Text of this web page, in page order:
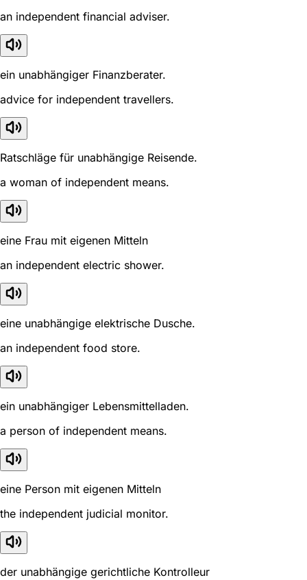
an independent financial adviser.
ein unabhängiger Finanzberater.
advice for independent travellers.
Ratschläge für unabhängige Reisende.
a woman of independent means.
eine Frau mit eigenen Mitteln
an independent electric shower.
eine unabhängige elektrische Dusche.
an independent food store.
ein unabhängiger Lebensmittelladen.
a person of independent means.
eine Person mit eigenen Mitteln
the independent judicial monitor.
der unabhängige gerichtliche Kontrolleur